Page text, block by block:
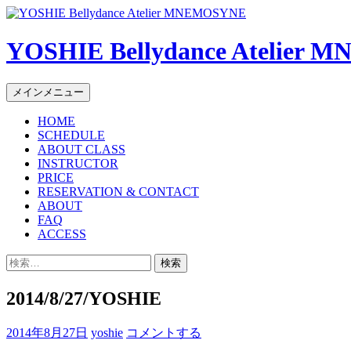
YOSHIE Bellydance Atelier
メインメニュー コ
ン
ツ
へ
ス
HOME
SCHEDULE
ABOUT CLASS
INSTRUCTOR
PRICE
RESERVATION & CONTACT
ABOUT
FAQ
ACCESS
検
2014/8/27/YOSHIE
2014年8月27日 yoshie コメントする